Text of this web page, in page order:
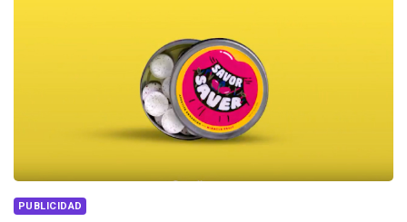
PUBLICIDAD